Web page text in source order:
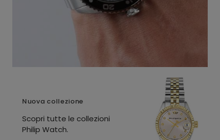
Nuova collezione
Scopri tutte le collezioni
Philip Watch.